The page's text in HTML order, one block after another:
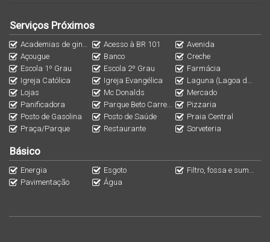
Ideal para quem valoriza praticidade e qualidade de vida.
Possui 2 vagas de garagem, oferecendo comodidade e
segurança.
Localização estratégica,próximo à lagoa e à praia central
em região valorizada e com fácil acesso a comércios e
serviços.
Serviços Próximos
Academias de ginásticaAcesso à BR 101
Avenida
Açougue
Banco
Creche
Escola 1º Grau
Escola 2º Grau
Farmácia
Igreja Católica
Igreja Evangélica
Laguna (Lagoa de
Lojas
Mc Donalds
Mercado
Panificadora
Parque Beto Carrero WorldPizzaria
Posto de Gasolina
Posto de Saúde
Praia Central
Praça/Parque
Restaurante Sorveteria
Básico
Energia Esgoto
Filtro, fossa e sumidouro
Pavimentação
Água